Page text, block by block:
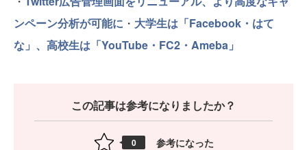
ンペーン分析が可能に ・ 大学生は「Facebook・はて
な」、高校生は「YouTube・FC2・Ameba」
この記事は参考になりましたか？
0 参考になった